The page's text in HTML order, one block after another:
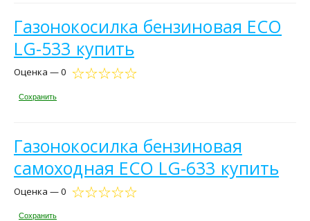
Газонокосилка бензиновая ECO
LG-533 купить
Оценка — 0
Сохранить
Газонокосилка бензиновая
самоходная ECO LG-633 купить
Оценка — 0
Сохранить